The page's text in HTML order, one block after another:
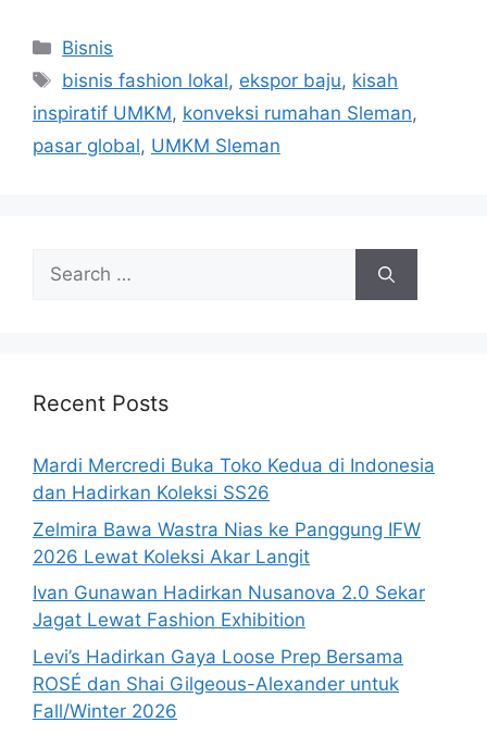
Categories
Bisnis
Tags
bisnis fashion lokal, ekspor baju, kisah
inspiratif UMKM, konveksi rumahan Sleman,
pasar global, UMKM Sleman
Search
for:
Recent Posts
Mardi Mercredi Buka Toko Kedua di Indonesia
dan Hadirkan Koleksi SS26
Zelmira Bawa Wastra Nias ke Panggung IFW
2026 Lewat Koleksi Akar Langit
Ivan Gunawan Hadirkan Nusanova 2.0 Sekar
Jagat Lewat Fashion Exhibition
Levi’s Hadirkan Gaya Loose Prep Bersama
ROSÉ dan Shai Gilgeous-Alexander untuk
Fall/Winter 2026